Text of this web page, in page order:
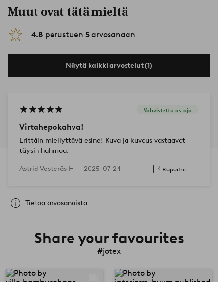
Muut ovat tätä mieltä
4.8 perustuen 5 arvosanaan
Näytä kaikki arvostelut (1)
Vahvistettu ostaja
Virtahepokahva!
Erittäin miellyttävä esine! Kuva ja kuvaus vastaavat
täysin hahmoa.
Astrid Vesterås H — 2025-07-24 Raportoi
Tietoa arvosanoista
Share your favourites
#jotex